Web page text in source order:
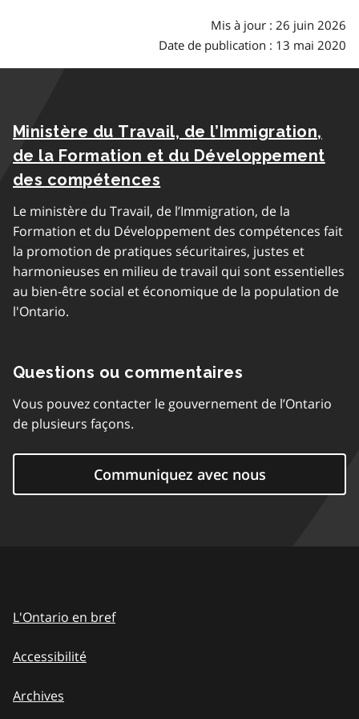
Mis à jour : 26 juin 2026
Date de publication : 13 mai 2020
Ministère du Travail, de l’Immigration,
de la Formation et du Développement
des compétences
Le ministère du Travail, de l’Immigration, de la
Formation et du Développement des compétences fait
la promotion de pratiques sécuritaires, justes et
harmonieuses en milieu de travail qui sont essentielles
au bien-être social et économique de la population de
l'Ontario.
Questions ou commentaires
Vous pouvez contacter le gouvernement de l’Ontario
de plusieurs façons.
Communiquez avec nous
L'Ontario en bref
Accessibilité
Archives